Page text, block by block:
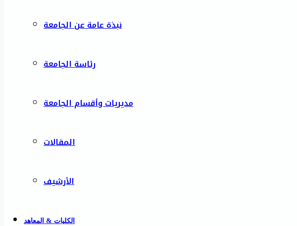
نبذة عامة عن الجامعة
رئاسة الجامعة
مديريات وأقسام الجامعة
المقالات
الأرشيف
الكليات & المعاهد